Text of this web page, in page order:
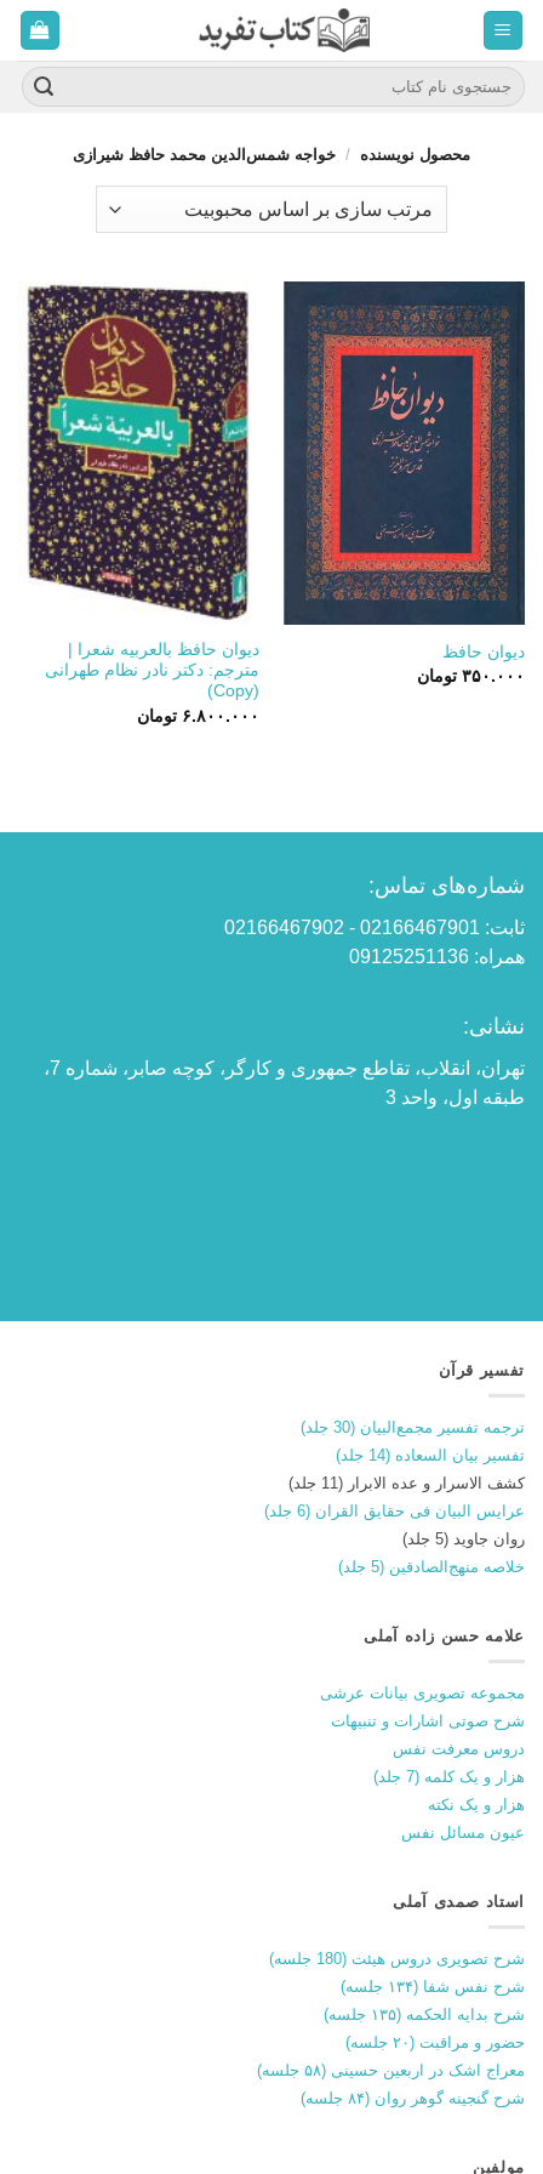
محتوا
برویدجستجو
برای:
محصول نویسنده / خواجه شمس‌الدین محمد حافظ شیرازی
دیوان حافظ
۳۵۰.۰۰۰ تومان
دیوان حافظ بالعربیه شعرا |
مترجم: دکتر نادر نظام طهرانی
(Copy)
۶.۸۰۰.۰۰۰ تومان
شماره‌های تماس:
ثابت: 02166467901 - 02166467902
همراه: 09125251136
نشانی:
تهران، انقلاب، تقاطع جمهوری و کارگر، کوچه صابر، شماره 7،
طبقه اول، واحد 3
تفسیر قرآن
ترجمه تفسیر مجمع‌البیان (30 جلد)
تفسیر بیان السعاده (14 جلد)
کشف الاسرار و عده الابرار (11 جلد)
عرایس البیان فی حقایق القران (6 جلد)
روان جاوید (5 جلد)
خلاصه منهج‌الصادقین (5 جلد)
علامه حسن زاده آملی
مجموعه تصویری بیانات عرشی
شرح صوتی اشارات و تنبیهات
دروس معرفت نفس
هزار و یک کلمه (7 جلد)
هزار و یک نکته
عیون مسائل نفس
استاد صمدی آملی
شرح تصویری دروس هیئت (180 جلسه)
شرح نفس شفا (۱۳۴ جلسه)
شرح بدایه الحکمه (۱۳۵ جلسه)
حضور و مراقبت (۲۰ جلسه)
معراج اشک در اربعین حسینی (۵۸ جلسه)
شرح گنجینه گوهر روان (۸۴ جلسه)
مولفین